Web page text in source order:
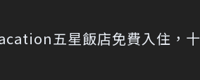
五星飯店免費入住，